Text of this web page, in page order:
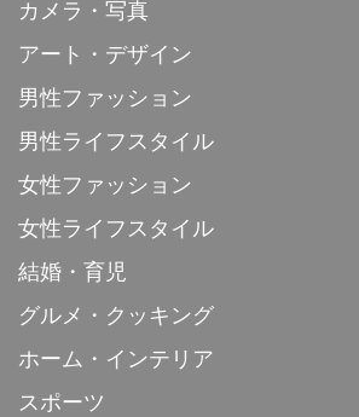
カメラ・写真
アート・デザイン
男性ファッション
男性ライフスタイル
女性ファッション
女性ライフスタイル
結婚・育児
グルメ・クッキング
ホーム・インテリア
スポーツ